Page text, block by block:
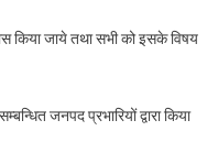
किया जाये तथा सभी को इसके विषय
जनपद प्रभारियों द्वारा किया